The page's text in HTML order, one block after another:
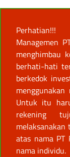
Perhatian!!!
Managemen
menghimbau
berhati-hati
berkedok
Untuk itu
rekening
melaksanakan
atas nama PT
nama individu.